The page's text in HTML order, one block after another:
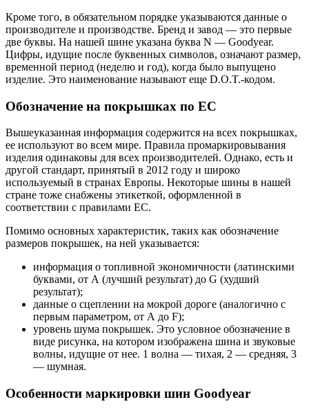
Кроме того, в обязательном порядке указываются данные о
производителе и производстве. Бренд и завод — это первые
две буквы. На нашей шине указана буква N — Goodyear.
Цифры, идущие после буквенных символов, означают размер,
временной период (неделю и год), когда было выпущено
изделие. Это наименование называют еще D.O.T.-кодом.
Обозначение на покрышках по ЕС
Вышеуказанная информация содержится на всех покрышках,
ее используют во всем мире. Правила промаркировывания
изделия одинаковы для всех производителей. Однако, есть и
другой стандарт, принятый в 2012 году и широко
используемый в странах Европы. Некоторые шины в нашей
стране тоже снабжены этикеткой, оформленной в
соответствии с правилами ЕС.
Помимо основных характеристик, таких как обозначение
размеров покрышек, на ней указывается:
информация о топливной экономичности (латинскими
буквами, от А (лучший результат) до G (худший
результат);
данные о сцеплении на мокрой дороге (аналогично с
первым параметром, от А до F);
уровень шума покрышек. Это условное обозначение в
виде рисунка, на котором изображена шина и звуковые
волны, идущие от нее. 1 волна — тихая, 2 — средняя, 3
— шумная.
Особенности маркировки шин Goodyear